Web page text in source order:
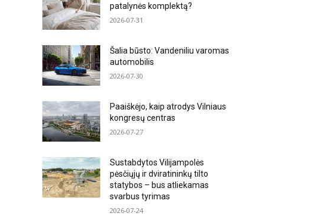
patalynės komplektą?
2026-07-31
Šalia būsto: Vandeniliu varomas
automobilis
2026-07-30
Paaiškėjo, kaip atrodys Vilniaus
kongresų centras
2026-07-27
Sustabdytos Vilijampolės
pėsčiųjų ir dviratininkų tilto
statybos – bus atliekamas
svarbus tyrimas
2026-07-24